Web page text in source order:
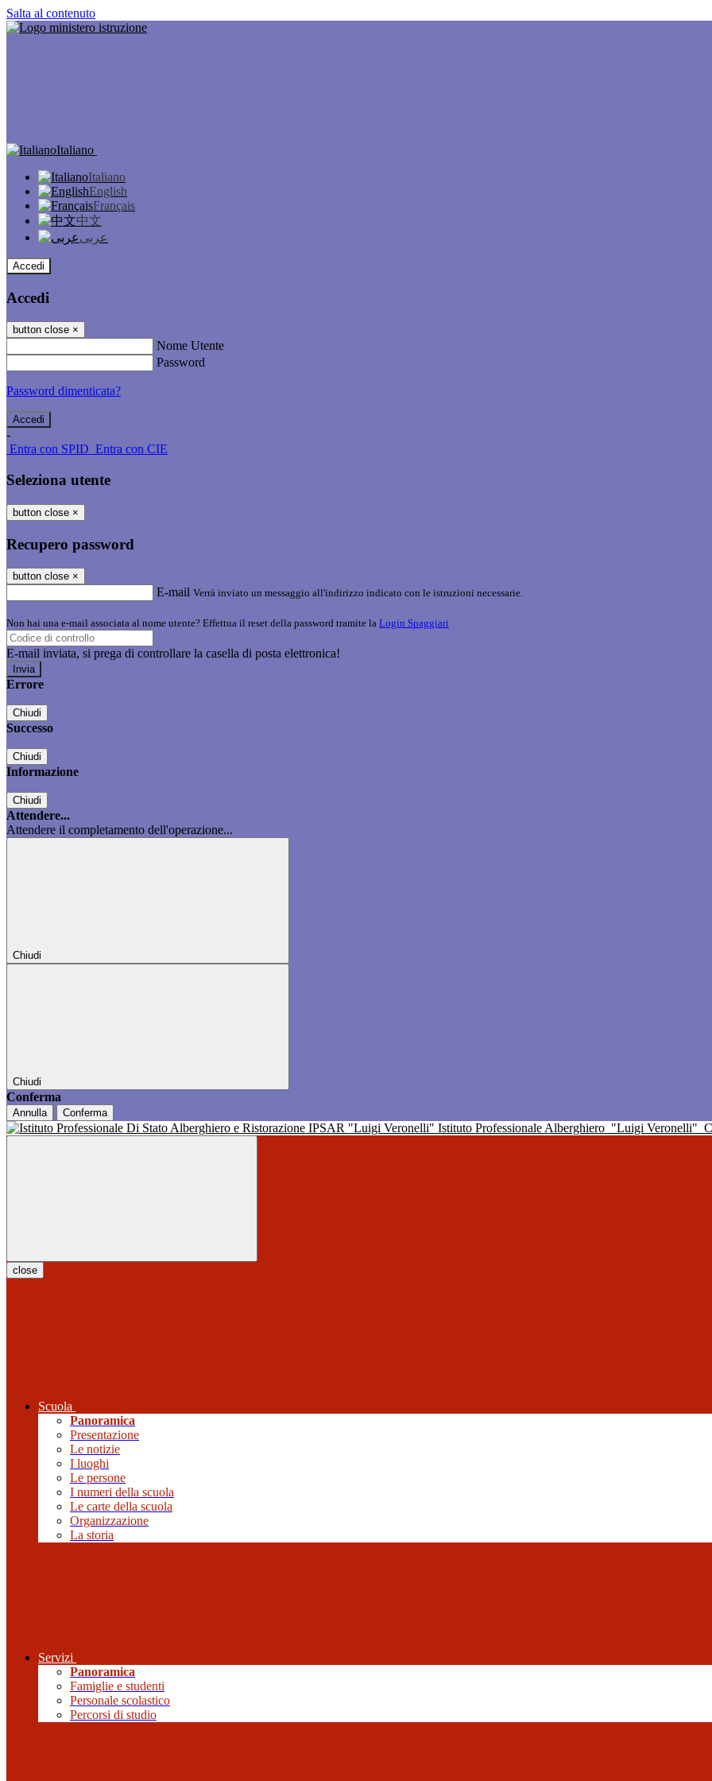
Salta al contenuto
Italiano
Italiano
English
Français
中文
عربى
Accedi
Accedi
button close ×
Nome Utente
Password
Password dimenticata?
-
Entra con SPID Entra con CIE
Seleziona utente
button close ×
Recupero password
button close ×
E-mail Verrà inviato un messaggio all'indirizzo indicato con le istruzioni necessarie.
Non hai una e-mail associata al nome utente? Effettua il reset della password tramite la Login Spaggiari
E-mail inviata, si prega di controllare la casella di posta elettronica!
Errore
Chiudi
Successo
Chiudi
Informazione
Chiudi
Attendere...
Attendere il completamento dell'operazione...
Chiudi
Chiudi
Conferma
Annulla Conferma
Istituto Professionale Alberghiero "Luigi Veronelli"
close
Scuola
Panoramica
Presentazione
Le notizie
I luoghi
Le persone
I numeri della scuola
Le carte della scuola
Organizzazione
La storia
Servizi
Panoramica
Famiglie e studenti
Personale scolastico
Percorsi di studio